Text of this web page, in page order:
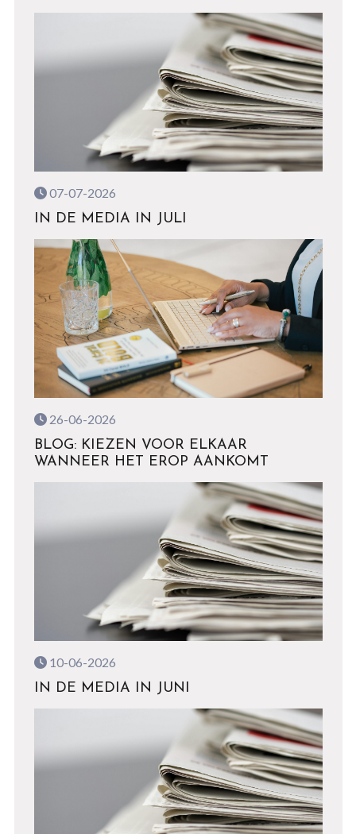
07-07-2026
IN DE MEDIA IN JULI
26-06-2026
BLOG: KIEZEN VOOR ELKAAR
WANNEER HET EROP AANKOMT
10-06-2026
IN DE MEDIA IN JUNI